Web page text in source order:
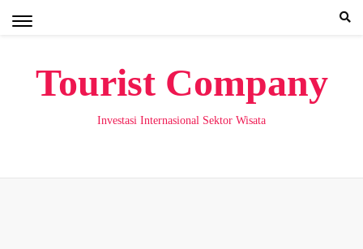
Tourist Company
Investasi Internasional Sektor Wisata